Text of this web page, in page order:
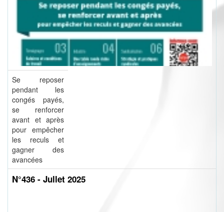
Se reposer
pendant les
congés payés,
se renforcer
avant et après
pour empêcher
les reculs et
gagner des
avancées
N°436 - Jullet 2025